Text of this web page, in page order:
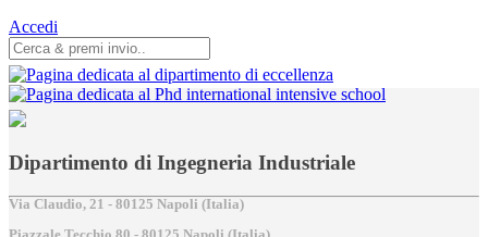
Accedi
Dipartimento di Ingegneria Industriale
Via Claudio, 21 - 80125 Napoli (Italia)